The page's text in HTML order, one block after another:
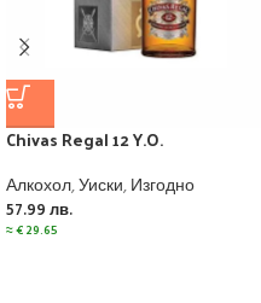
Chivas Regal 12 Y.O.
Алкохол,Уиски,Изгодно
57.99 лв.
≈€29.65